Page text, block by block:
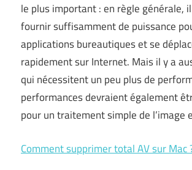
le plus important : en règle générale,
fournir suffisamment de puissance
applications bureautiques et se
rapidement sur Internet. Mais il y a
qui nécessitent un peu plus de
performances devraient également
pour un traitement simple de
Comment supprimer total AV sur Mac